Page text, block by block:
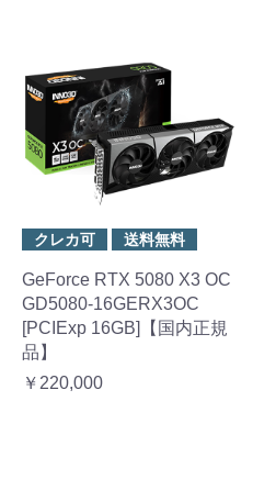
クレカ可 送料無料
GeForce RTX 5080 X3 OC
GD5080-16GERX3OC
[PCIExp 16GB]【国内正規
品】
￥220,000